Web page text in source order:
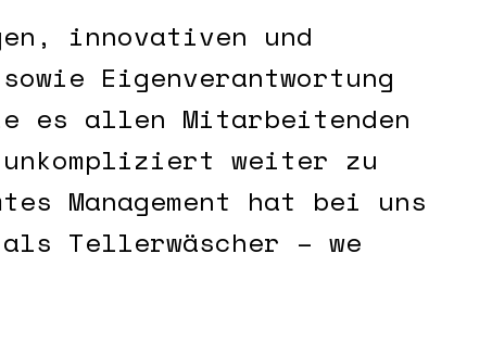
innovativen und
Eigenverantwortung
es allen Mitarbeitenden
weiter zu
Management hat bei uns
Tellerwäscher – we